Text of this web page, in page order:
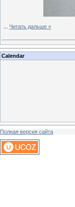
Читать дальше »
Calendar
Полная версия сайта